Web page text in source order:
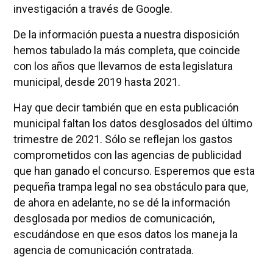
investigación a través de Google.
De la información puesta a nuestra disposición
hemos tabulado la más completa, que coincide
con los años que llevamos de esta legislatura
municipal, desde 2019 hasta 2021.
Hay que decir también que en esta publicación
municipal faltan los datos desglosados del último
trimestre de 2021. Sólo se reflejan los gastos
comprometidos con las agencias de publicidad
que han ganado el concurso. Esperemos que esta
pequeña trampa legal no sea obstáculo para que,
de ahora en adelante, no se dé la información
desglosada por medios de comunicación,
escudándose en que esos datos los maneja la
agencia de comunicación contratada.